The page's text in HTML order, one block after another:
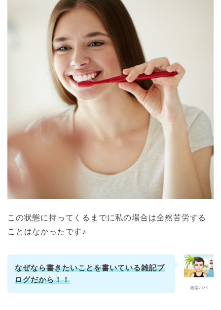
この状態に持ってくるまでに私の場合は全然苦労する
ことはなかったです♪
湘南パパ
なぜなら書きたいことを書いている雑記ブ
ログだから！！